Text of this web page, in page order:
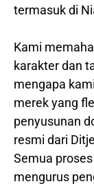
termasuk di
Kami
karakter dan
mengapa
merek yang
penyusunan
resmi dari
Semua
mengurus